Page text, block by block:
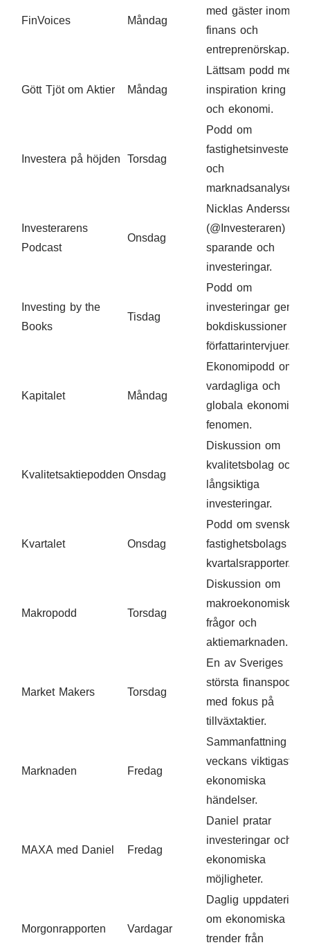
FinVoices Måndag
med gäster inom
finans och
entreprenörskap.
Gött Tjöt om Aktier Måndag
Lättsam podd med
inspiration kring
och ekonomi.
Investera på höjden Torsdag
Podd om
och
marknadsanalyser.
Investerarens
Podcast
Onsdag
Nicklas Andersson
(@Investeraren) om
sparande och
investeringar.
Investing by the
Books
Tisdag
Podd om
investeringar genom
bokdiskussioner och
författarintervjuer.
Kapitalet Måndag
Ekonomipodd om
vardagliga och
globala ekonomiska
fenomen.
Kvalitetsaktiepodden Onsdag
Diskussion om
kvalitetsbolag och
långsiktiga
investeringar.
Kvartalet Onsdag
Podd om svenska
fastighetsbolags
kvartalsrapporter.
Makropodd Torsdag
Diskussion om
makroekonomiska
frågor och
aktiemarknaden.
Market Makers Torsdag
En av Sveriges
största finanspoddar
med fokus på
tillväxtaktier.
Marknaden Fredag
Sammanfattning av
veckans viktigaste
ekonomiska
händelser.
MAXA med Daniel Fredag
Daniel pratar
investeringar och
ekonomiska
möjligheter.
Morgonrapporten Vardagar
Daglig uppdatering
om ekonomiska
trender från